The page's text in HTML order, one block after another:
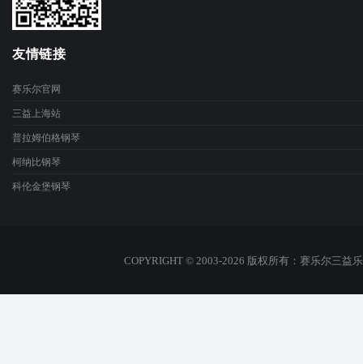
友情链接
赛乐尔官网
三益上海站
普拉姆伯格钢琴
柯纳比钢琴
科伦金堡钢琴
COPYRIGHT © 2003-2026 版权所有：赛乐尔三益